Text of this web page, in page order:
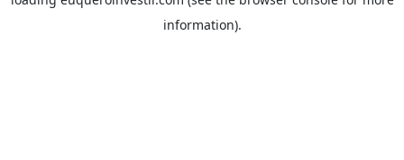
information).